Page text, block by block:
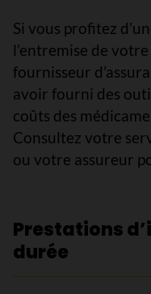
Si vous profitez
l’entremise de
fournisseur
avoir fourni des
coûts des
Consultez votre
ou votre assureur
Prestations
durée